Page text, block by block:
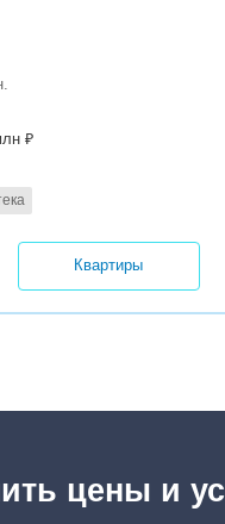
₽
Квартиры
цены и